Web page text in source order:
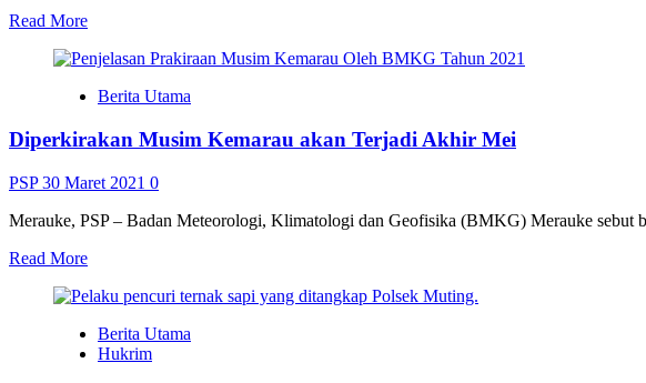
Read MoreRead
about
Kampung
Tanah
Terendam
Berita Utama
Diperkirakan Musim Kemarau akan Terjadi Akhir Mei
PSP30 Maret 2021 0
Merauke, PSP – Badan Meteorologi, Klimatologi dan Geofisika (BMKG) Merauke sebut
Read MoreRead
about
Musim
Kemarau
Berita Utama
Hukrim